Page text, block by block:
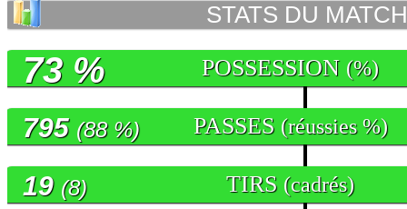
STATS DU MATCH
POSSESSION (%)
73 %
PASSES (réussies %)
795 (88 %)
TIRS (cadrés)
19 (8)